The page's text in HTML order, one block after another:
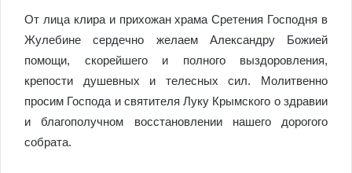
От лица клира и прихожан храма Сретения Господня в
Жулебине сердечно желаем Александру Божией
помощи, скорейшего и полного выздоровления,
крепости душевных и телесных сил. Молитвенно
просим Господа и святителя Луку Крымского о здравии
и благополучном восстановлении нашего дорогого
собрата.